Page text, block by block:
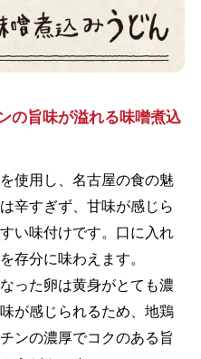
の旨味が溢れる味噌煮込
使用し、名古屋の食の魅
辛すぎず、甘味が感じら
い味付けです。口に入れ
存分に味わえます。
った卵は黄身がとても濃
が感じられるため、地鶏
ンの濃厚でコクのある旨